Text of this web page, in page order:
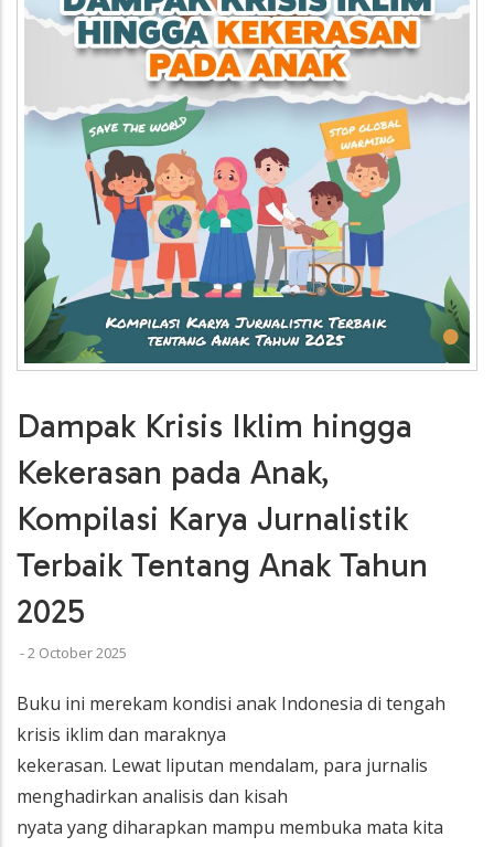
•
Dampak Krisis Iklim hingga
Kekerasan pada Anak,
Kompilasi Karya Jurnalistik
Terbaik Tentang Anak Tahun
2025
-2 October 2025
Buku ini merekam kondisi anak Indonesia di tengah
krisis iklim dan maraknya
kekerasan. Lewat liputan mendalam, para jurnalis
menghadirkan analisis dan kisah
nyata yang diharapkan mampu membuka mata kita